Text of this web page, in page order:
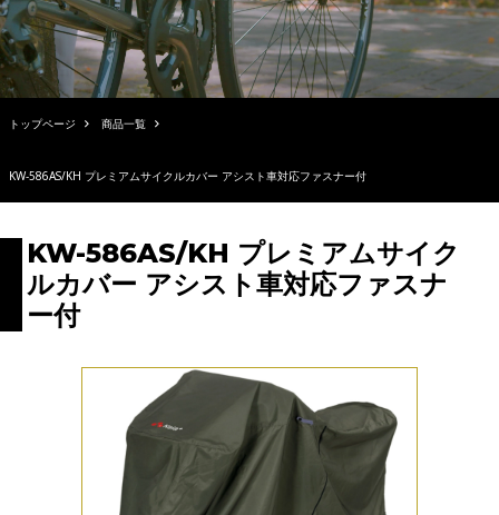
トップページ 商品一覧
KW-586AS/KH プレミアムサイクルカバー アシスト車対応ファスナー付
KW-586AS/KH プレミアムサイク
ルカバー アシスト車対応ファスナ
ー付